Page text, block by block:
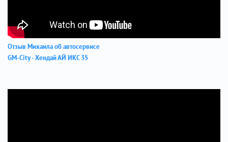
Отзыв Михаила об автосервисе
GM-City - Хендай АЙ ИКС 35